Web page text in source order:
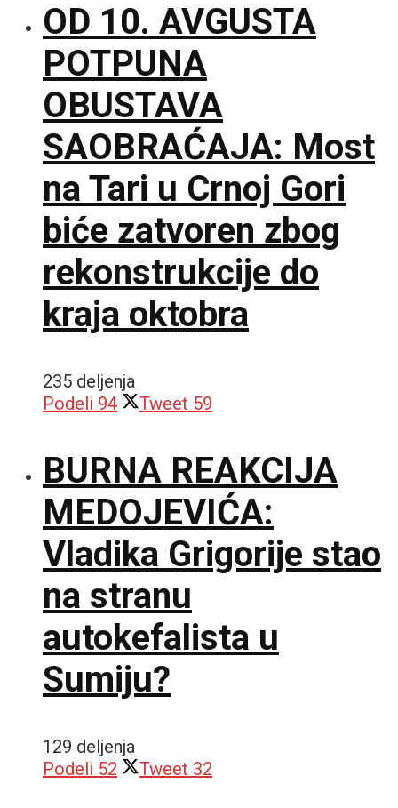
OD 10. AVGUSTA
POTPUNA
OBUSTAVA
SAOBRAĆAJA: Most
na Tari u Crnoj Gori
biće zatvoren zbog
rekonstrukcije do
kraja oktobra
235 deljenja
Podeli 94 Tweet 59
BURNA REAKCIJA
MEDOJEVIĆA:
Vladika Grigorije stao
na stranu
autokefalista u
Sumiju?
129 deljenja
Podeli 52 Tweet 32